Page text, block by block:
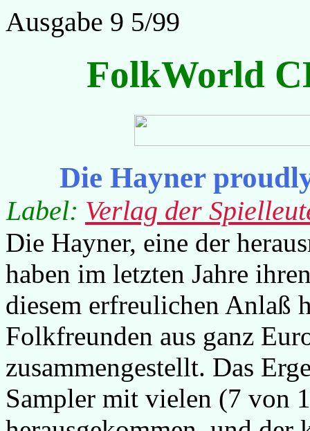
Ausgabe 9 5/99
FolkWorld
Die Hayner
Label: Verlag der
Die Hayner, eine der
haben im letzten Jahre
diesem erfreulichen Anlaß
Folkfreunden aus ganz
zusammengestellt. Das
Sampler mit vielen (7 von